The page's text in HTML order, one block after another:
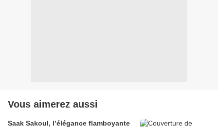
Vous aimerez aussi
Saak Sakoul, l’élégance flamboyante